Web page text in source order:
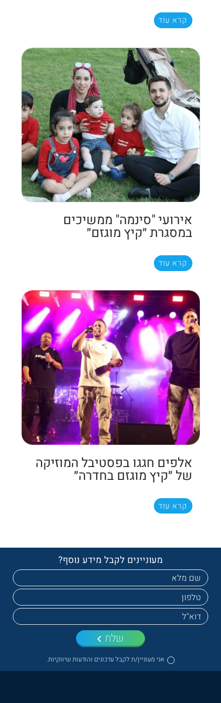
קרא עוד
אירועי "סינמה" ממשיכים
במסגרת ״קיץ מוגזם״
קרא עוד
אלפים חגגו בפסטיבל המוזיקה
של ״קיץ מוגזם בחדרה״
קרא עוד
מעוניינים לקבל מידע נוסף?
אני מעוניין/ת לקבל עדכונים והודעות שיווקיות.
שלח